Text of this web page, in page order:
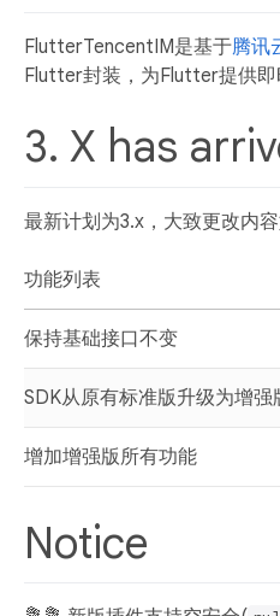
FlutterTencentIM是基于腾讯
Flutter封装，为Flutter提供即
3. X has
最新计划为3.x，大致更改内
功能列表
保持基础接口不变
SDK从原有标准版升级为增强
增加增强版所有功能
Notice